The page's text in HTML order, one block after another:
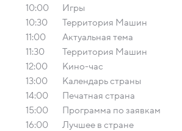
10:00
Игры
10:30
Территория Машин
11:00
Актуальная тема
11:30
Территория Машин
12:00
Кино-час
13:00
Календарь страны
14:00
Печатная страна
15:00
Программа по заявкам
16:00
Лучшее в стране